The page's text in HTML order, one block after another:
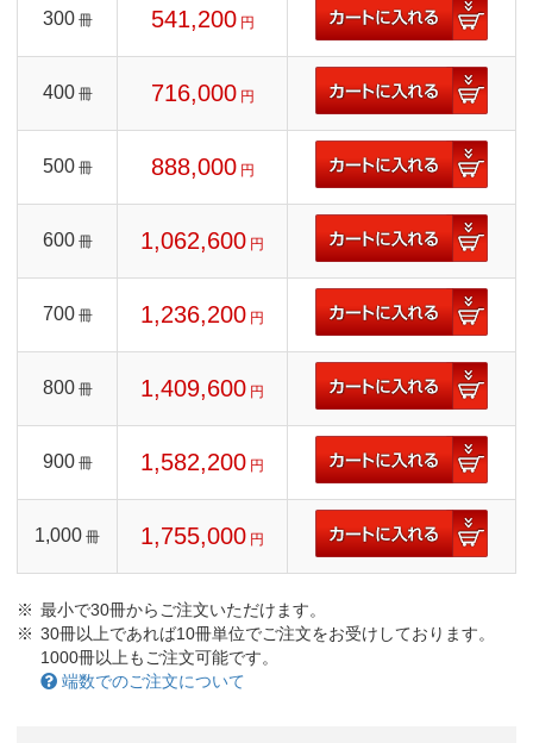
300 冊 541,200 円
400 冊 716,000 円
500 冊 888,000 円
600 冊 1,062,600 円
700 冊 1,236,200 円
800 冊 1,409,600 円
900 冊 1,582,200 円
1,000 冊 1,755,000 円
最小で30冊からご注文いただけます。
30冊以上であれば10冊単位でご注文をお受けしております。
1000冊以上もご注文可能です。
端数でのご注文について